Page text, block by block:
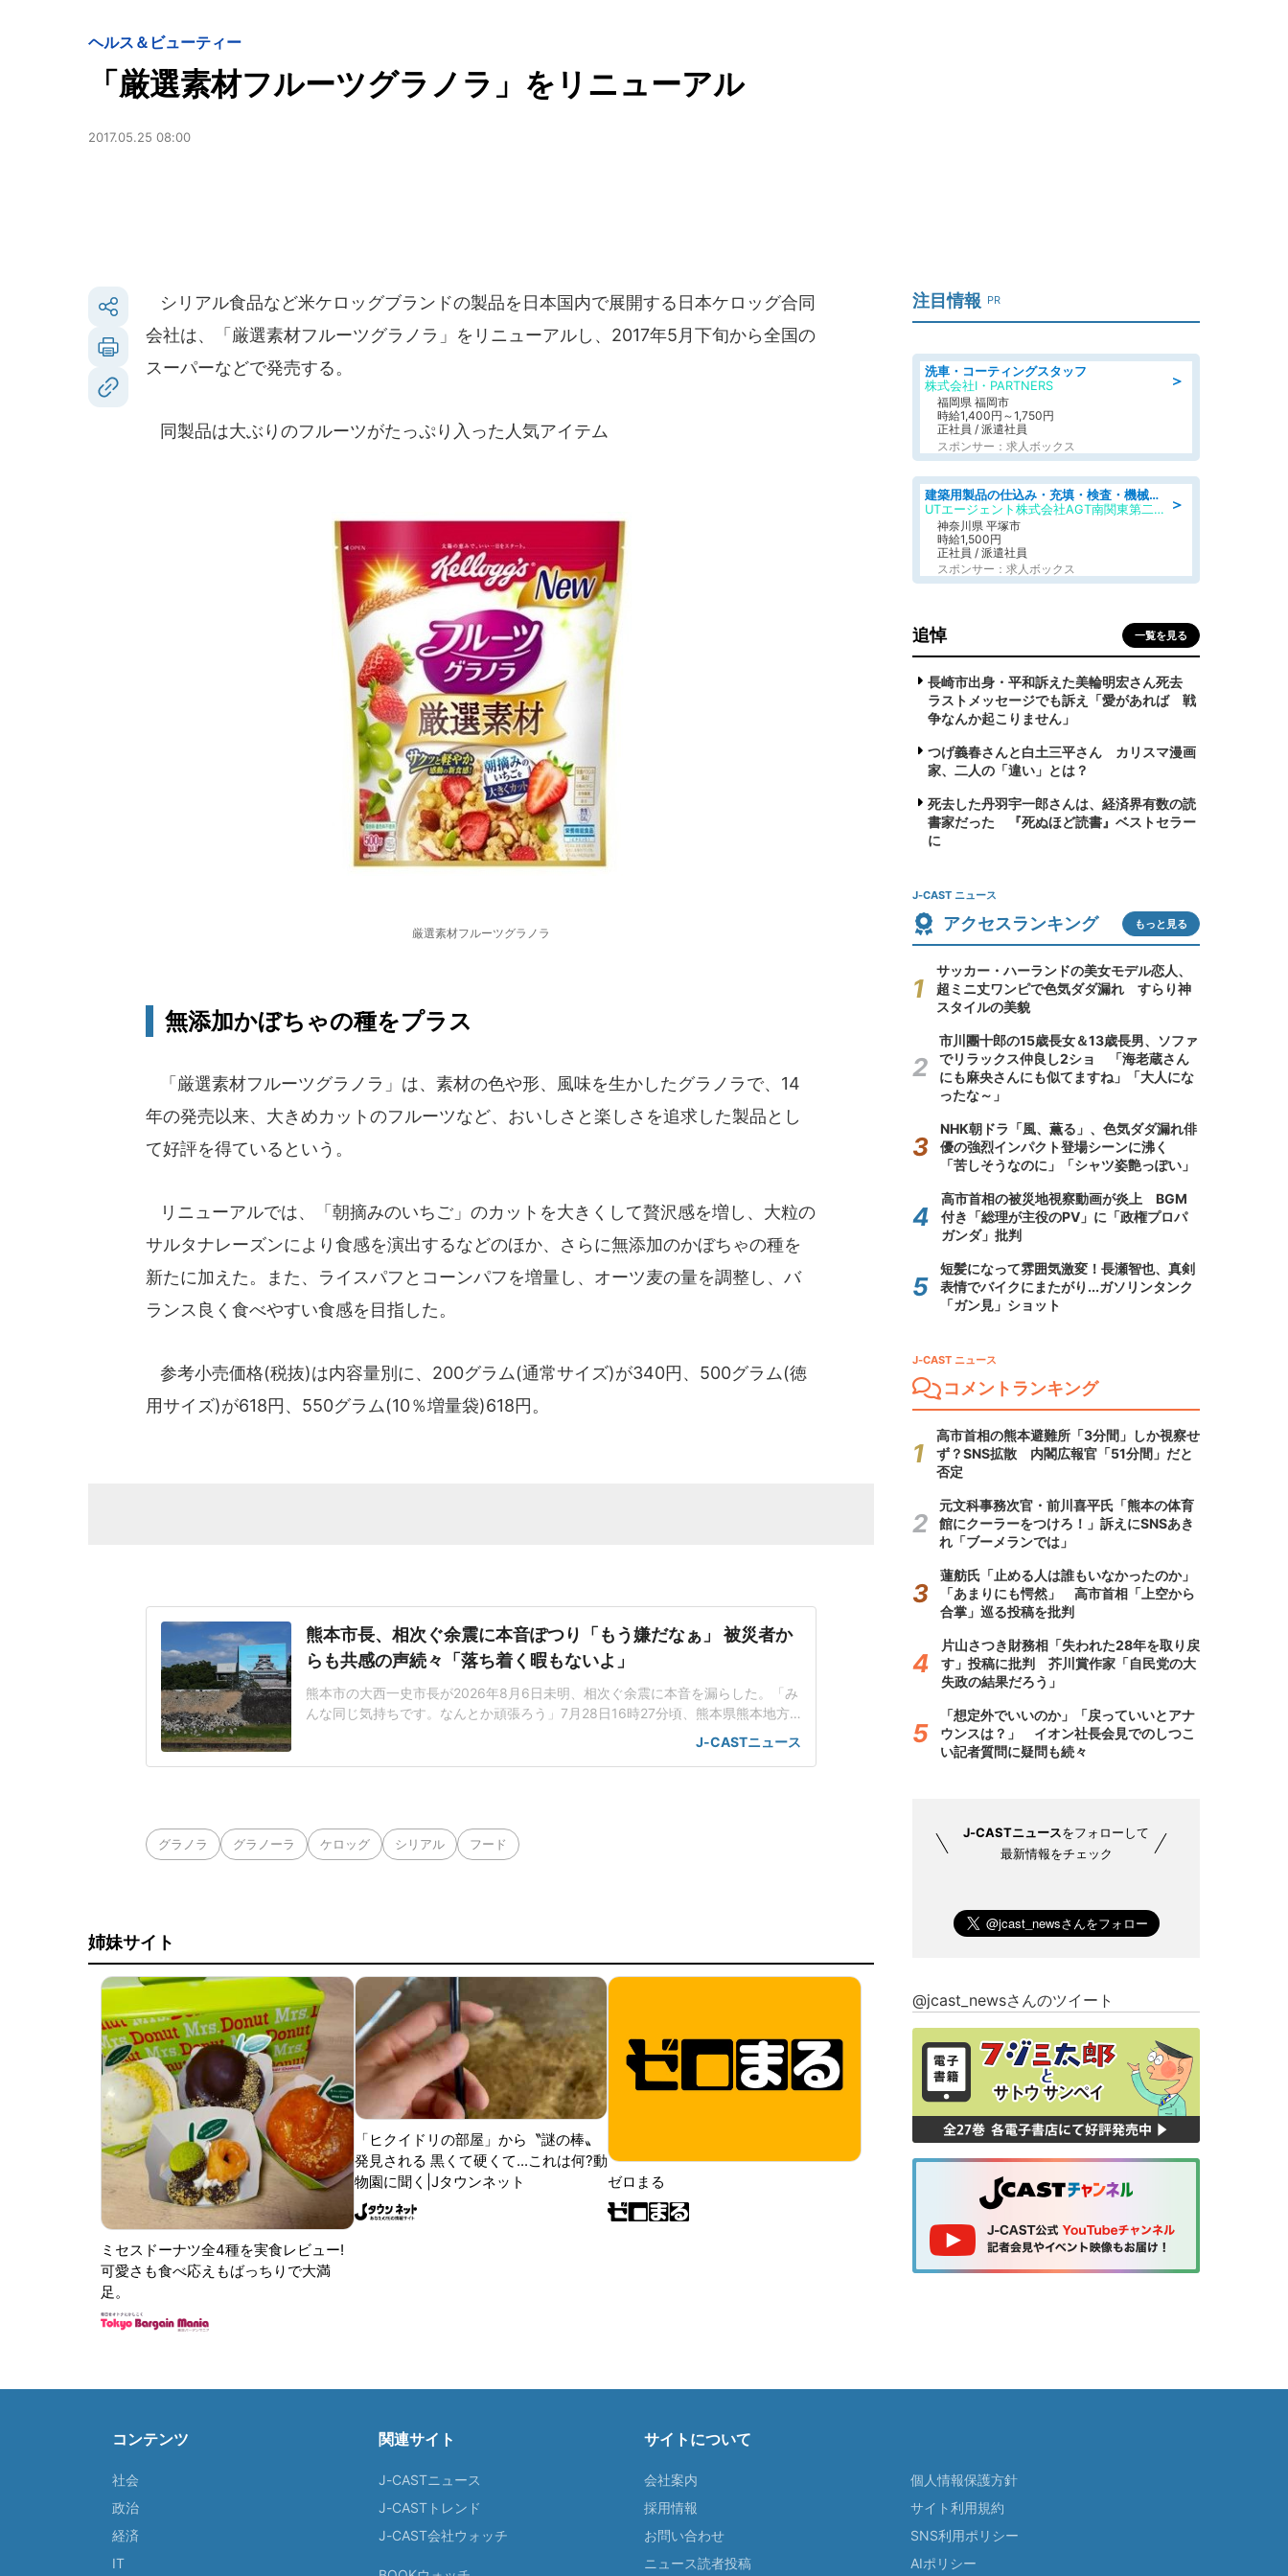
ヘルス＆ビューティー
「厳選素材フルーツグラノラ」をリニューアル
2017.05.25 08:00
シリアル食品など米ケロッグブランドの製品を日本国内で展開する日本ケロッグ合同
会社は、「厳選素材フルーツグラノラ」をリニューアルし、2017年5月下旬から全国の
スーパーなどで発売する。
同製品は大ぶりのフルーツがたっぷり入った人気アイテム
厳選素材フルーツグラノラ
無添加かぼちゃの種をプラス
「厳選素材フルーツグラノラ」は、素材の色や形、風味を生かしたグラノラで、14
年の発売以来、大きめカットのフルーツなど、おいしさと楽しさを追求した製品とし
て好評を得ているという。
リニューアルでは、「朝摘みのいちご」のカットを大きくして贅沢感を増し、大粒の
サルタナレーズンにより食感を演出するなどのほか、さらに無添加のかぼちゃの種を
新たに加えた。また、ライスパフとコーンパフを増量し、オーツ麦の量を調整し、バ
ランス良く食べやすい食感を目指した。
参考小売価格(税抜)は内容量別に、200グラム(通常サイズ)が340円、500グラム(徳
用サイズ)が618円、550グラム(10％増量袋)618円。
熊本市長、相次ぐ余震に本音ぽつり「もう嫌だなぁ」 被災者か
らも共感の声続々「落ち着く暇もないよ」
熊本市の大西一史市長が2026年8月6日未明、相次ぐ余震に本音を漏らした。「み
んな同じ気持ちです。なんとか頑張ろう」7月28日16時27分頃、熊本県熊本地方
を震源とする地震が発生した。マグニチュード(速報値)は7.1、震源の深さは約10
キロで、宇城市と氷川町で震度7を観測した。熊本県ではその後、震度1~2程度の
J-CASTニュース
グラノラ グラノーラ ケロッグ シリアル フード
姉妹サイト
ミセスドーナツ全4種を実食レビュー!
可愛さも食べ応えもばっちりで大満
足。
「ヒクイドリの部屋」から〝謎の棒〟
発見される 黒くて硬くて...これは何?動
物園に聞く|Jタウンネット
ゼロまる
注目情報 PR
＞
洗車・コーティングスタッフ
株式会社I・PARTNERS
福岡県 福岡市
時給1,400円～1,750円
正社員 / 派遣社員
スポンサー：求人ボックス
＞
建築用製品の仕込み・充填・検査・機械操作/寮完備/日払い/工場・製造
UTエージェント株式会社AGT南関東第二CU
神奈川県 平塚市
時給1,500円
正社員 / 派遣社員
スポンサー：求人ボックス
追悼 一覧を見る
長崎市出身・平和訴えた美輪明宏さん死去
ラストメッセージでも訴え「愛があれば 戦
争なんか起こりません」
つげ義春さんと白土三平さん カリスマ漫画
家、二人の「違い」とは？
死去した丹羽宇一郎さんは、経済界有数の読
書家だった 『死ぬほど読書』ベストセラー
に
J-CAST ニュース
アクセスランキング もっと見る
サッカー・ハーランドの美女モデル恋人、
超ミニ丈ワンピで色気ダダ漏れ すらり神
スタイルの美貌
市川團十郎の15歳長女＆13歳長男、ソファ
でリラックス仲良し2ショ 「海老蔵さん
にも麻央さんにも似てますね」「大人にな
ったな～」
NHK朝ドラ「風、薫る」、色気ダダ漏れ俳
優の強烈インパクト登場シーンに沸く
「苦しそうなのに」「シャツ姿艶っぽい」
高市首相の被災地視察動画が炎上 BGM
付き「総理が主役のPV」に「政権プロパ
ガンダ」批判
短髪になって雰囲気激変！長瀬智也、真剣
表情でバイクにまたがり...ガソリンタンク
「ガン見」ショット
J-CAST ニュース
コメントランキング
高市首相の熊本避難所「3分間」しか視察せ
ず？SNS拡散 内閣広報官「51分間」だと
否定
元文科事務次官・前川喜平氏「熊本の体育
館にクーラーをつけろ！」訴えにSNSあき
れ「ブーメランでは」
蓮舫氏「止める人は誰もいなかったのか」
「あまりにも愕然」 高市首相「上空から
合掌」巡る投稿を批判
片山さつき財務相「失われた28年を取り戻
す」投稿に批判 芥川賞作家「自民党の大
失政の結果だろう」
「想定外でいいのか」「戻っていいとアナ
ウンスは？」 イオン社長会見でのしつこ
い記者質問に疑問も続々
J-CASTニュースをフォローして
最新情報をチェック
@jcast_newsさんのツイート
コンテンツ
社会
政治
経済
IT
関連サイト
J-CASTニュース
J-CASTトレンド
J-CAST会社ウォッチ
サイトについて
会社案内
採用情報
お問い合わせ
ニュース読者投稿
個人情報保護方針
サイト利用規約
SNS利用ポリシー
AIポリシー